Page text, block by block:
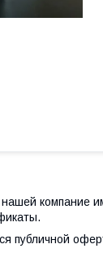
компание
публичной